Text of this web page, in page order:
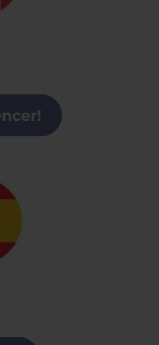
Villalba
Villalba